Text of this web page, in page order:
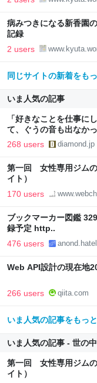
病みつきになる新香園
記録
2 users
同じサイトの新着をも
いま人気の記事
「好きなことを仕事に
て、ぐうの音も出なか
268 users diamond.jp
第一回 女性専用ジム
イト）
170 users
ブックマーカー図鑑
録予定 http..
476 users
Web API設計の現在地
266 users qiita.com
いま人気の記事をもっ
いま人気の記事 - 世の中
第一回 女性専用ジム
イト）